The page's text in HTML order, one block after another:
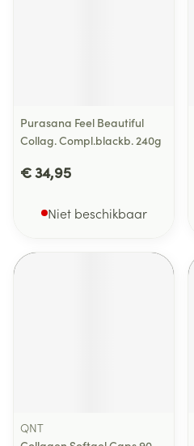
Purasana Feel Beautiful
Collag. Compl.blackb. 240g
€ 34,95
Niet beschikbaar
QNT